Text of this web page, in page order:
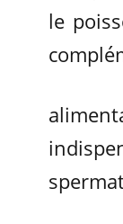
le